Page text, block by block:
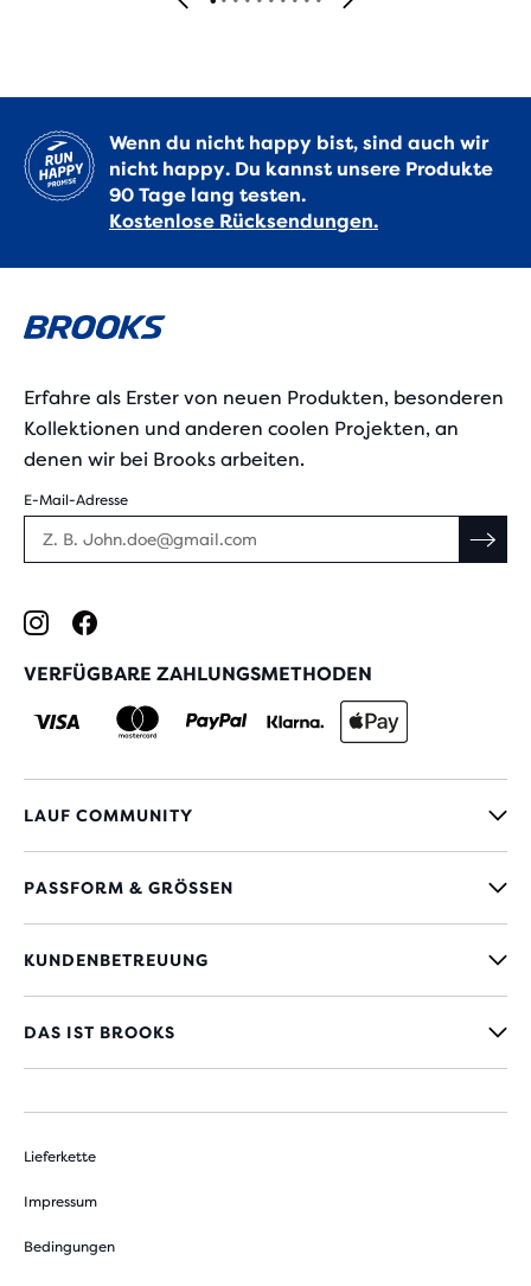
Wenn du nicht happy bist, sind auch wir
nicht happy. Du kannst unsere Produkte
90 Tage lang testen.
Kostenlose Rücksendungen.
Erfahre als Erster von neuen Produkten, besonderen
Kollektionen und anderen coolen Projekten, an
denen wir bei Brooks arbeiten.
E-Mail-Adresse
VERFÜGBARE ZAHLUNGSMETHODEN
LAUF COMMUNITY
PASSFORM & GRÖSSEN
KUNDENBETREUUNG
DAS IST BROOKS
Lieferkette
Impressum
Bedingungen